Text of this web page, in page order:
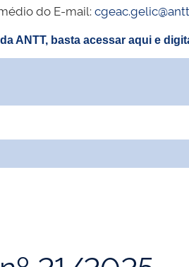
do E-mail:
ANTT, basta acessar aqui e